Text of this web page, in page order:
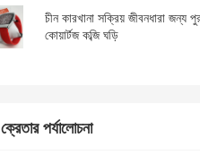
চীন কারখানা সক্রিয় জীবনধারা জন্য
কোয়ার্টজ কব্জি ঘড়ি
ক্রেতার পর্যালোচনা